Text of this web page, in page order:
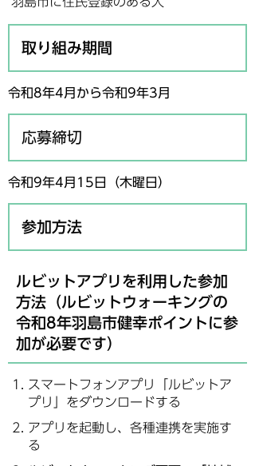
取り組み期間
令和8年4月から令和9年3月
応募締切
令和9年4月15日（木曜日）
参加方法
ルビットアプリを利用した参加
方法（ルビットウォーキングの
令和8年羽島市健幸ポイントに参
加が必要です）
スマートフォンアプリ「ルビットア
プリ」をダウンロードする
アプリを起動し、各種連携を実施す
る